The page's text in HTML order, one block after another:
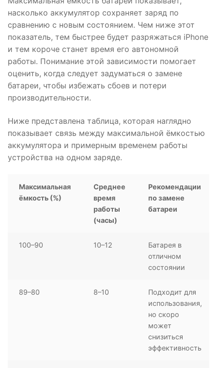
насколько аккумулятор сохраняет заряд по
сравнению с новым состоянием. Чем ниже этот
показатель, тем быстрее будет разряжаться iPhone
и тем короче станет время его автономной
работы. Понимание этой зависимости помогает
оценить, когда следует задуматься о замене
батареи, чтобы избежать сбоев и потери
производительности.
Ниже представлена таблица, которая наглядно
показывает связь между максимальной ёмкостью
аккумулятора и примерным временем работы
устройства на одном заряде.
Максимальная
ёмкость (%)
Среднее
время
работы
(часы)
Рекомендации
по замене
батареи
100–90 10–12
Батарея в
отличном
состоянии
89–80 8–10
Подходит для
использования,
но скоро
может
снизиться
эффективность